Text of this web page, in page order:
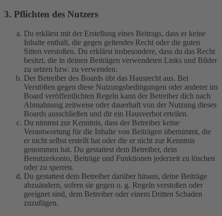
3. Pflichten des Nutzers
Du erklärst mit der Erstellung eines Beitrags, dass er keine
Inhalte enthält, die gegen geltendes Recht oder die guten
Sitten verstoßen. Du erklärst insbesondere, dass du das Recht
besitzt, die in deinen Beiträgen verwendeten Links und Bilder
zu setzen bzw. zu verwenden.
Der Betreiber des Boards übt das Hausrecht aus. Bei
Verstößen gegen diese Nutzungsbedingungen oder anderer im
Board veröffentlichten Regeln kann der Betreiber dich nach
Abmahnung zeitweise oder dauerhaft von der Nutzung dieses
Boards ausschließen und dir ein Hausverbot erteilen.
Du nimmst zur Kenntnis, dass der Betreiber keine
Verantwortung für die Inhalte von Beiträgen übernimmt, die
er nicht selbst erstellt hat oder die er nicht zur Kenntnis
genommen hat. Du gestattest dem Betreiber, dein
Benutzerkonto, Beiträge und Funktionen jederzeit zu löschen
oder zu sperren.
Du gestattest dem Betreiber darüber hinaus, deine Beiträge
abzuändern, sofern sie gegen o. g. Regeln verstoßen oder
geeignet sind, dem Betreiber oder einem Dritten Schaden
zuzufügen.